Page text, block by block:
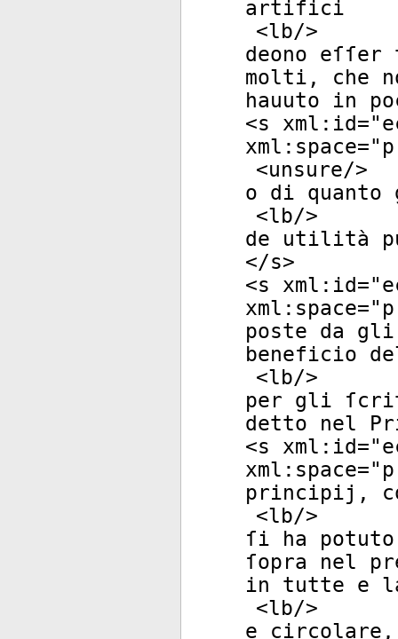
artifici
<lb/>
deono
molti, che
hauuto in
<s xml:id="
xml:space="
<unsure/>
o di quanto
<lb/>
de utilità
</s>
<s xml:id="
xml:space="
poste da
beneficio
<lb/>
per gli
detto nel
<s xml:id="
xml:space="
principij,
<lb/>
ſi ha
ſopra nel
in tutte e la
<lb/>
e